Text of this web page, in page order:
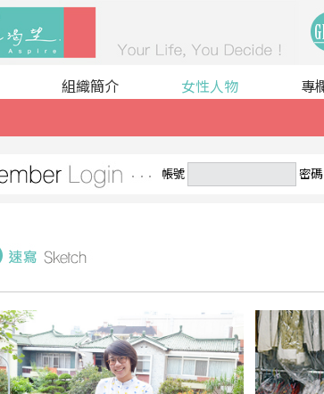
組織簡介
女性人物
專
帳號 密碼